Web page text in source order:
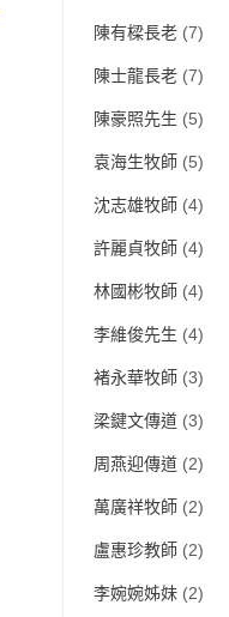
陳有樑長老 (7)
陳士龍長老 (7)
陳豪照先生 (5)
袁海生牧師 (5)
沈志雄牧師 (4)
許麗貞牧師 (4)
林國彬牧師 (4)
李維俊先生 (4)
褚永華牧師 (3)
梁鍵文傳道 (3)
周燕迎傳道 (2)
萬廣祥牧師 (2)
盧惠珍教師 (2)
李婉婉姊妹 (2)